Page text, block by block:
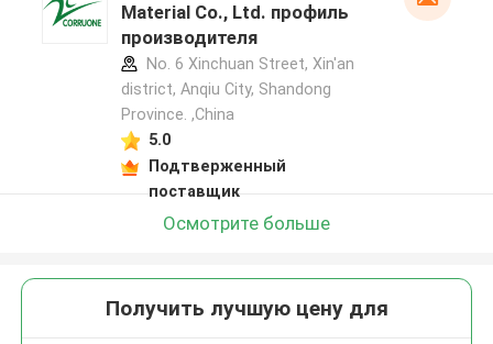
Material Co., Ltd. профиль
производителя
No. 6 Xinchuan Street, Xin'an
district, Anqiu City, Shandong
Province. ,China
5.0
Подтверженный
поставщик
Осмотрите больше
Получить лучшую цену для